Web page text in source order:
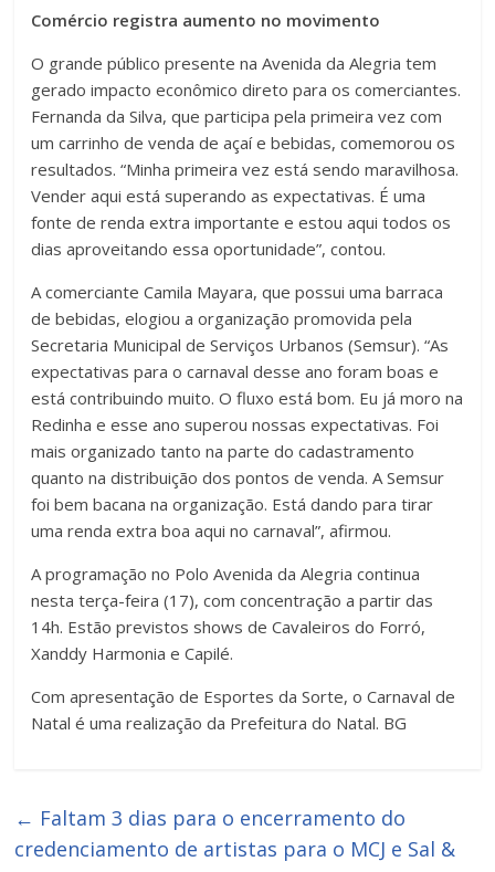
Comércio registra aumento no movimento
O grande público presente na Avenida da Alegria tem
gerado impacto econômico direto para os comerciantes.
Fernanda da Silva, que participa pela primeira vez com
um carrinho de venda de açaí e bebidas, comemorou os
resultados. “Minha primeira vez está sendo maravilhosa.
Vender aqui está superando as expectativas. É uma
fonte de renda extra importante e estou aqui todos os
dias aproveitando essa oportunidade”, contou.
A comerciante Camila Mayara, que possui uma barraca
de bebidas, elogiou a organização promovida pela
Secretaria Municipal de Serviços Urbanos (Semsur). “As
expectativas para o carnaval desse ano foram boas e
está contribuindo muito. O fluxo está bom. Eu já moro na
Redinha e esse ano superou nossas expectativas. Foi
mais organizado tanto na parte do cadastramento
quanto na distribuição dos pontos de venda. A Semsur
foi bem bacana na organização. Está dando para tirar
uma renda extra boa aqui no carnaval”, afirmou.
A programação no Polo Avenida da Alegria continua
nesta terça-feira (17), com concentração a partir das
14h. Estão previstos shows de Cavaleiros do Forró,
Xanddy Harmonia e Capilé.
Com apresentação de Esportes da Sorte, o Carnaval de
Natal é uma realização da Prefeitura do Natal. BG
← Faltam 3 dias para o encerramento do
credenciamento de artistas para o MCJ e Sal &